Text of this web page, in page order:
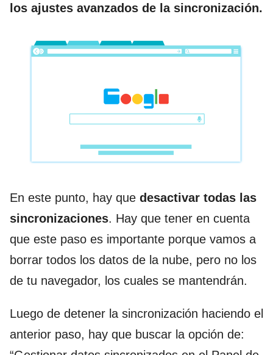
los ajustes avanzados de la sincronización.
En este punto, hay que desactivar todas las
sincronizaciones. Hay que tener en cuenta
que este paso es importante porque vamos a
borrar todos los datos de la nube, pero no los
de tu navegador, los cuales se mantendrán.
Luego de detener la sincronización haciendo el
anterior paso, hay que buscar la opción de: